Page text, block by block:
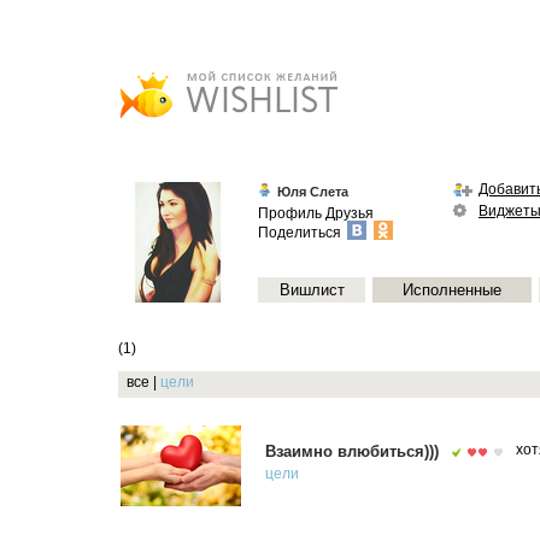
Юля Слета
Профиль Друзья
Поделиться
Виджеты
Вишлист Исполненные
(1)
все цели
Взаимно влюбиться)))
цели